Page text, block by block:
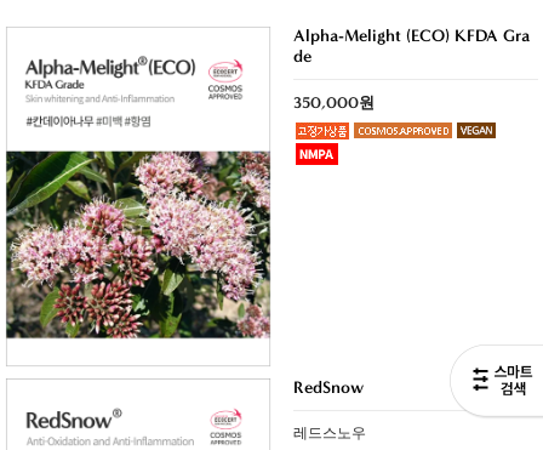
Alpha-Melight (ECO) KFDA Gra
de
350,000원
RedSnow
레드스노우